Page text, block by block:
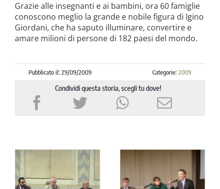
Grazie alle insegnanti e ai bambini, ora 60 famiglie
conoscono meglio la grande e nobile figura di Igino
Giordani, che ha saputo illuminare, convertire e
amare milioni di persone di 182 paesi del mondo.
Pubblicato il: 29/09/2009 Categorie:2009
Condividi questa storia, scegli tu dove!